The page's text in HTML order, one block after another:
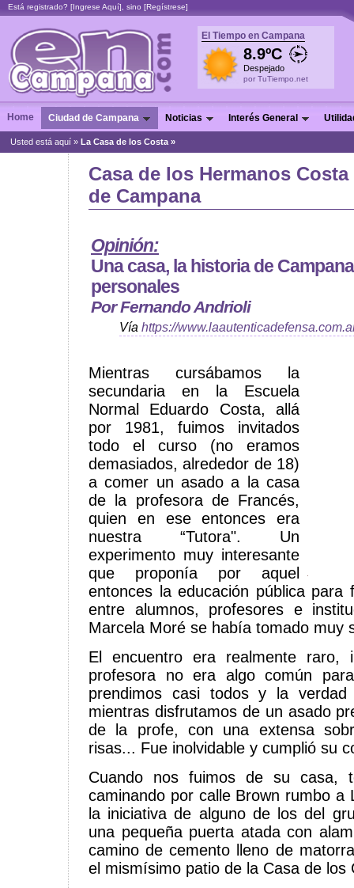
Está registrado? [Ingrese Aquí], sino [Regístrese]
El Tiempo en Campana
8.9ºC
Despejado
por TuTiempo.net
Home Ciudad de Campana Noticias Interés General
Usted está aquí » La Casa de los Costa »
Casa de los Hermanos
de Campana
Opinión:
Una casa, la historia de
personales
Por Fernando Andrioli
Vía https://
Mientras cursábamos la
secundaria en la Escuela
Normal Eduardo Costa, allá
por 1981, fuimos invitados
todo el curso (no eramos
demasiados, alrededor de 18)
a comer un asado a la casa
de la profesora de Francés,
quien en ese entonces era
nuestra “Tutora". Un
experimento muy interesante
que proponía por aquel
entonces la educación pública para
entre alumnos, profesores e
Marcela Moré se había tomado muy
El encuentro era realmente
profesora no era algo común
prendimos casi todos y la verdad
mientras disfrutamos de un asado
de la profe, con una extensa
risas... Fue inolvidable y cumplió su
Cuando nos fuimos de su casa,
caminando por calle Brown rumbo
la iniciativa de alguno de los del
una pequeña puerta atada con
camino de cemento lleno de
el mismísimo patio de la Casa de los